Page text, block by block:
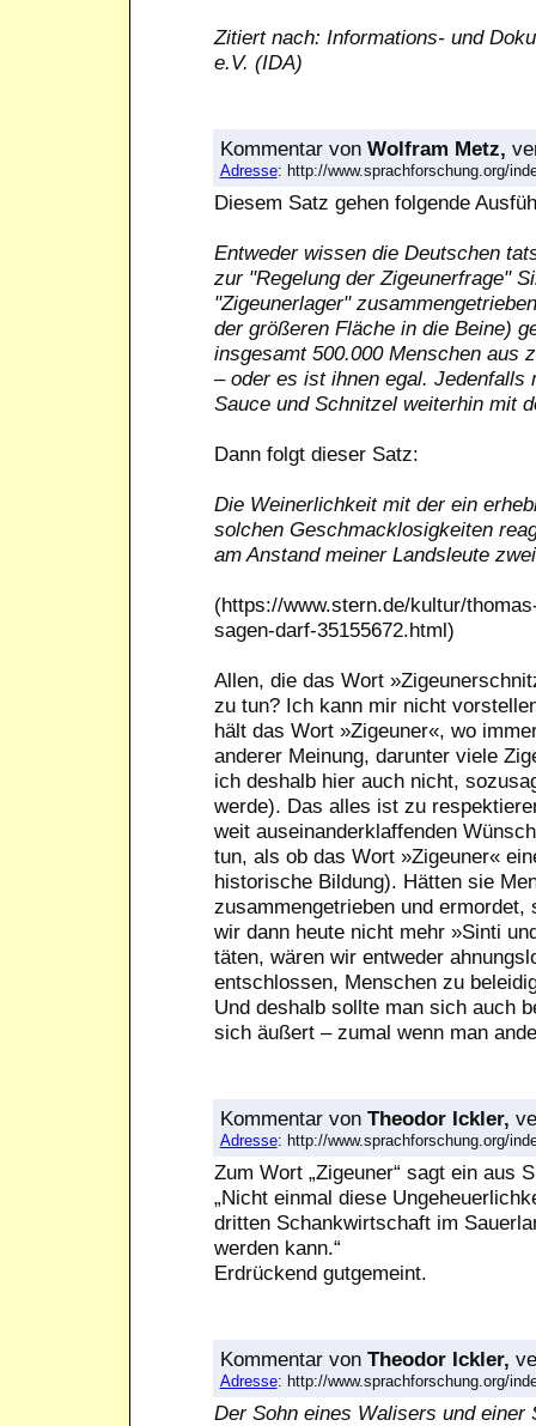
Zitiert nach: Informations- und
e.V. (IDA)
Kommentarvon Wolfram Metz,
Adresse: http://www.sprachforschung.org/
Diesem Satz gehen folgende
Entweder wissen die Deutschen
zur "Regelung der Zigeunerfrage"
"Zigeunerlager"
der größeren Fläche in die Beine)
insgesamt 500.000 Menschen aus
– oder es ist ihnen egal.
Sauce und Schnitzel weiterhin mit
Dann folgt dieser Satz:
Die Weinerlichkeit mit der ein
solchen Geschmacklosigkeiten
am Anstand meiner Landsleute
(https://www.stern.de/kultur/
sagen-darf-35155672.html)
Allen, die das Wort
zu tun? Ich kann mir nicht
hält das Wort »Zigeuner«, wo
anderer Meinung, darunter viele
ich deshalb hier auch nicht,
werde). Das alles ist zu
weit auseinanderklaffenden
tun, als ob das Wort »Zigeuner«
historische Bildung). Hätten sie
zusammengetrieben und
wir dann heute nicht mehr »Sinti
täten, wären wir entweder
entschlossen, Menschen zu
Und deshalb sollte man sich auch
sich äußert – zumal wenn man
Kommentarvon Theodor Ickler,
Adresse: http://www.sprachforschung.org/
Zum Wort „Zigeuner“ sagt ein aus
„Nicht einmal diese
dritten Schankwirtschaft im
werden kann.“
Erdrückend gutgemeint.
Kommentarvon Theodor Ickler,
Adresse: http://www.sprachforschung.org/
Der Sohn eines Walisers und